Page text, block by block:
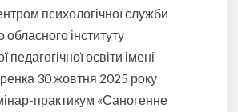
психологічної служби
інституту
педагогічної освіти імені
30 жовтня 2025 року
практикум «Саногенне